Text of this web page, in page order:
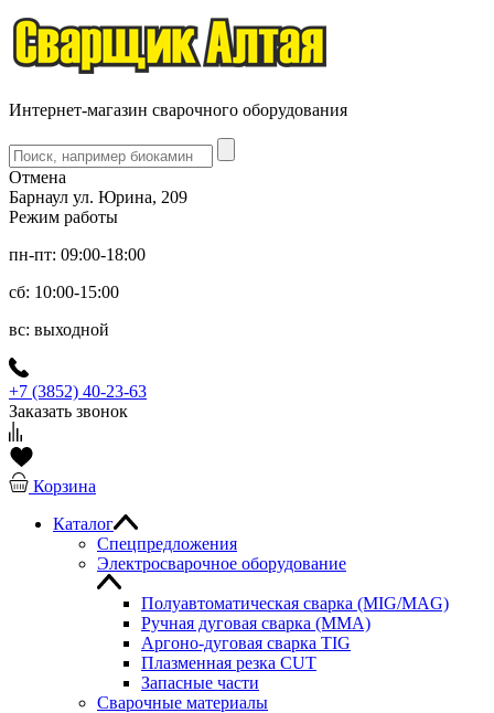
Интернет-магазин сварочного оборудования
Отмена
Барнаул ул. Юрина, 209
Режим работы
пн-пт: 09:00-18:00
сб: 10:00-15:00
вс: выходной
+7 (3852) 40-23-63
Заказать звонок
Корзина
Каталог
Спецпредложения
Электросварочное оборудование
Полуавтоматическая сварка (MIG/MAG)
Ручная дуговая сварка (MMA)
Аргоно-дуговая сварка TIG
Плазменная резка CUT
Запасные части
Сварочные материалы